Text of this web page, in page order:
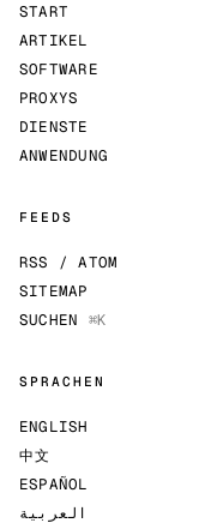
START
ARTIKEL
SOFTWARE
PROXYS
DIENSTE
ANWENDUNG
FEEDS
RSS / ATOM
SITEMAP
SUCHEN ⌘K
SPRACHEN
ENGLISH
中文
ESPAÑOL
العربية